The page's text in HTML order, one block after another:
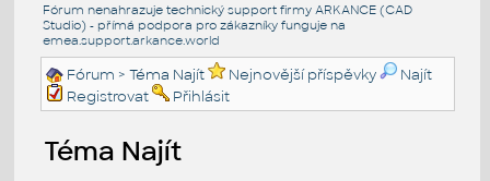
Fórum nenahrazuje technický support firmy ARKANCE (CAD
Studio) - přímá podpora pro zákazníky funguje na
emea.support.arkance.world
Fórum > Téma Najít Nejnovější příspěvky
Najít
Registrovat
Přihlásit
Téma Najít